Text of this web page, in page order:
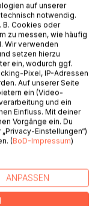
war ein deutscher
50 bis 100
verschlingt"
auf unserer
notwendig.
B. Cookies oder
zu messen, wie häufig
Wir verwenden
setzen hierzu
ein, wodurch ggf.
Pixel, IP-Adressen
Auf unserer Seite
ein (Video-
und ein
Einfluss. Mit deiner
Vorgänge ein. Du
Einstellungen“)
(BoD-Impressum)
ANPASSEN